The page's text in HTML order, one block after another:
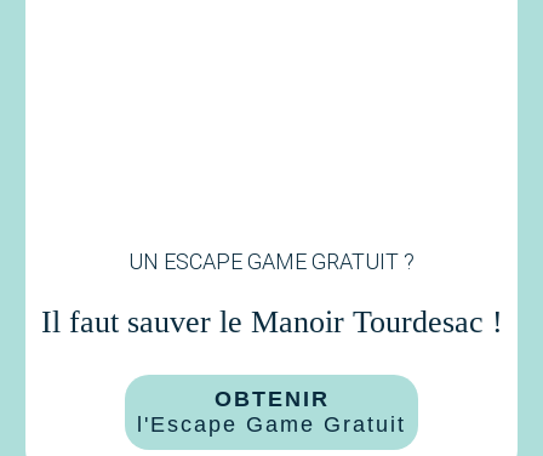
UN ESCAPE GAME GRATUIT ?
Il faut sauver le Manoir Tourdesac !
OBTENIR
l'Escape Game Gratuit